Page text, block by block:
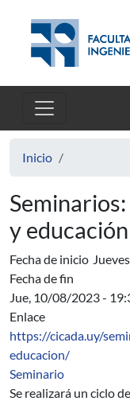
Inicio
y educación
Fecha de inicio
Fecha de fin
Jue, 10/08/2023 -
Enlace
https://cicada.uy/
educacion/
Seminario
Se realizará un ciclo